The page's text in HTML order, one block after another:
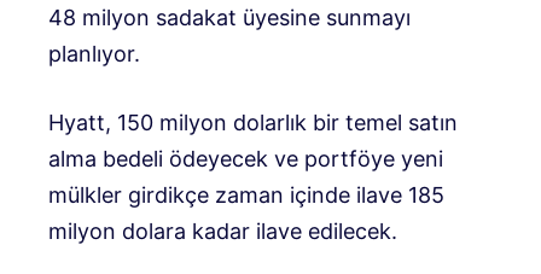
48 milyon sadakat üyesine sunmayı
planlıyor.
Hyatt, 150 milyon dolarlık bir temel satın
alma bedeli ödeyecek ve portföye yeni
mülkler girdikçe zaman içinde ilave 185
milyon dolara kadar ilave edilecek.